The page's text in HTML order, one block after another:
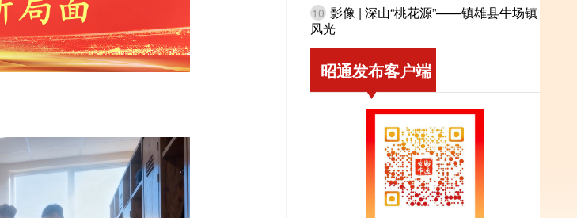
10 影像 | 深山“桃花源”——镇雄县牛场镇
风光
昭通发布客户端